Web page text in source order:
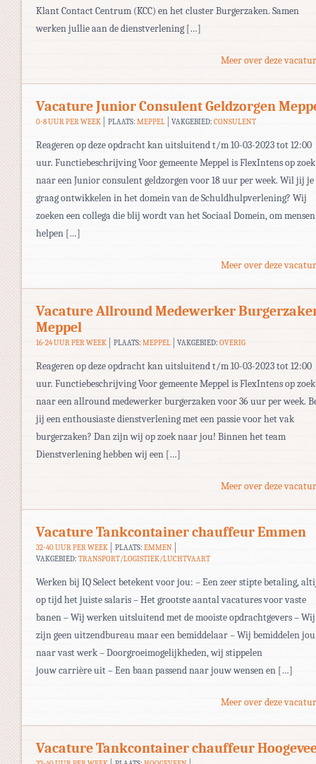
Klant Contact Centrum (KCC) en het cluster Burgerzaken. Samen
werken jullie aan de dienstverlening […]
Meer over deze
Vacature Junior Consulent Geldzorgen
0-8 UUR PER WEEK PLAATS: MEPPEL VAKGEBIED:CONSULENT
Reageren op deze opdracht kan uitsluitend t/m 10-03-2023 tot 12:00
uur. Functiebeschrijving Voor gemeente Meppel is FlexIntens op zoek
naar een Junior consulent geldzorgen voor 18 uur per week. Wil jij je
graag ontwikkelen in het domein van de Schuldhulpverlening? Wij
zoeken een collega die blij wordt van het Sociaal Domein, om
helpen […]
Meer over deze
Vacature Allround Medewerker
Meppel
16-24 UUR PER WEEK PLAATS: MEPPEL VAKGEBIED:OVERIG
Reageren op deze opdracht kan uitsluitend t/m 10-03-2023 tot 12:00
uur. Functiebeschrijving Voor gemeente Meppel is FlexIntens op zoek
naar een allround medewerker burgerzaken voor 36 uur per week.
jij een enthousiaste dienstverlening met een passie voor het vak
burgerzaken? Dan zijn wij op zoek naar jou! Binnen het team
Dienstverlening hebben wij een […]
Meer over deze
Vacature Tankcontainer chauffeur Emmen
32-40 UUR PER WEEK PLAATS: EMMEN
VAKGEBIED: TRANSPORT/LOGISTIEK/LUCHTVAART
Werken bij IQ Select betekent voor jou: – Een zeer stipte betaling,
op tijd het juiste salaris – Het grootste aantal vacatures voor vaste
banen – Wij werken uitsluitend met de mooiste opdrachtgevers – Wij
zijn geen uitzendbureau maar een bemiddelaar – Wij bemiddelen jou
naar vast werk – Doorgroeimogelijkheden, wij stippelen
jouw carrière uit – Een baan passend naar jouw wensen en […]
Meer over deze
Vacature Tankcontainer chauffeur